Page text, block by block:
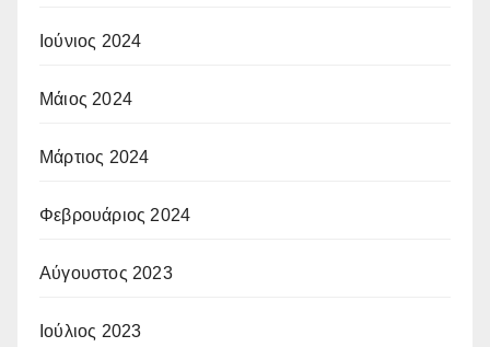
Ιούνιος 2024
Μάιος 2024
Μάρτιος 2024
Φεβρουάριος 2024
Αύγουστος 2023
Ιούλιος 2023